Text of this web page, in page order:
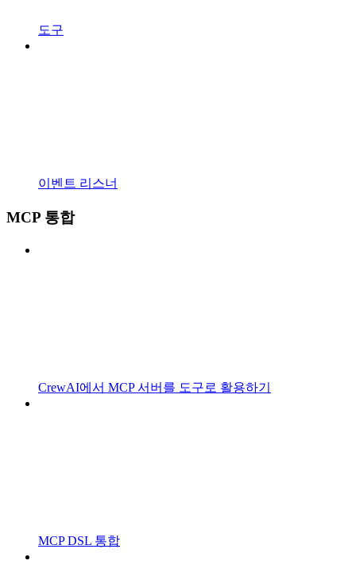
도구
이벤트 리스너
MCP 통합
CrewAI에서 MCP 서버를 도구로 활용하기
MCP DSL 통합